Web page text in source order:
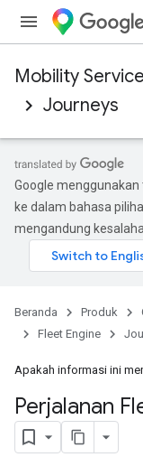
Mobility
Journeys
Google
ke dalam bahasa
mengandung
Beranda Produk
Fleet Engine
Apakah informasi ini
Perjalanan